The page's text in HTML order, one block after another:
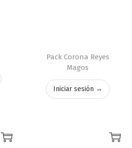
Pack Corona Reyes
Magos
Iniciar sesión →